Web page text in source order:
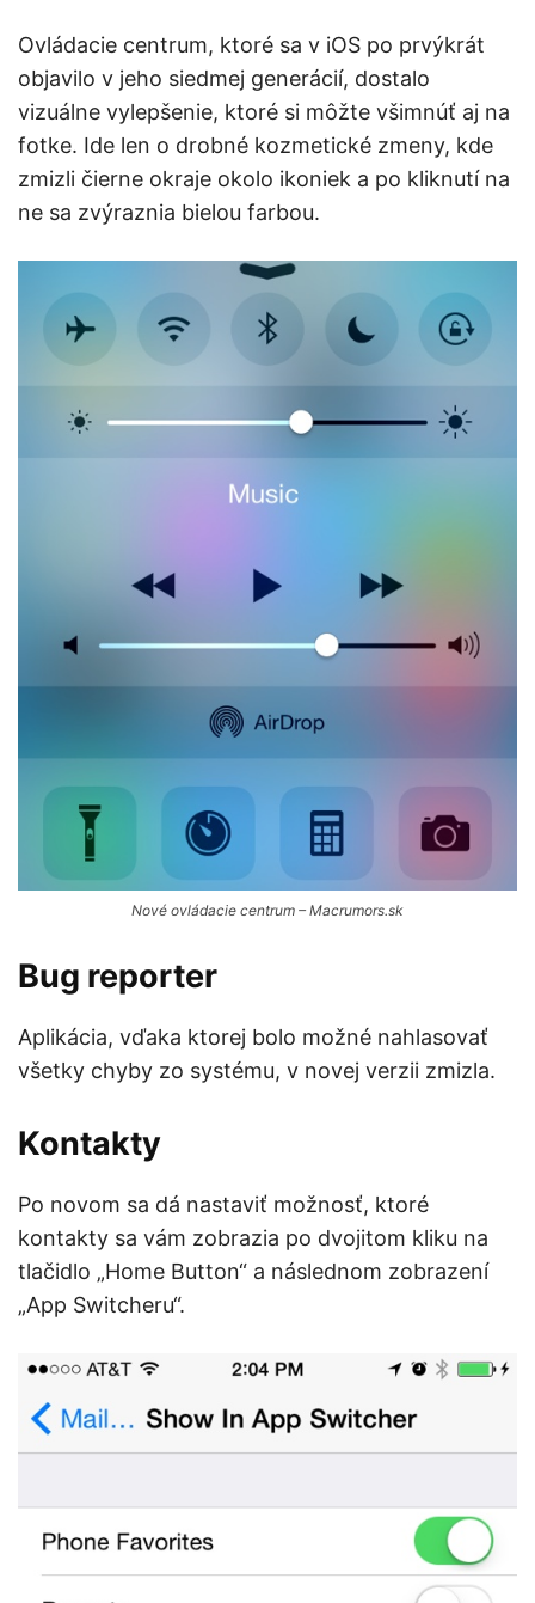
Ovládacie centrum, ktoré sa v iOS po prvýkrát
objavilo v jeho siedmej generácií, dostalo
vizuálne vylepšenie, ktoré si môžte všimnúť aj na
fotke. Ide len o drobné kozmetické zmeny, kde
zmizli čierne okraje okolo ikoniek a po kliknutí na
ne sa zvýraznia bielou farbou.
Nové ovládacie centrum – Macrumors.sk
Bug reporter
Aplikácia, vďaka ktorej bolo možné nahlasovať
všetky chyby zo systému, v novej verzii zmizla.
Kontakty
Po novom sa dá nastaviť možnosť, ktoré
kontakty sa vám zobrazia po dvojitom kliku na
tlačidlo „Home Button“ a následnom zobrazení
„App Switcheru“.